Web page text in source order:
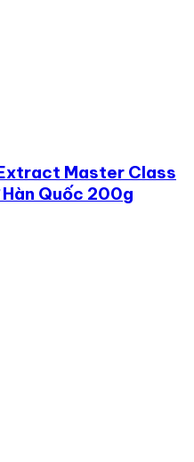
Master Class
Hàn Quốc 200g